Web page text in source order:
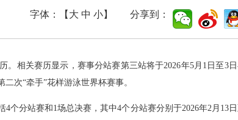
字体：【 大 中 小】 分享到：
相关赛历显示，赛事分站赛第三站将于2026年5月1日至3
次“牵手”花样游泳世界杯赛事。
分站赛和1场总决赛，其中4个分站赛分别于2026年2月13日